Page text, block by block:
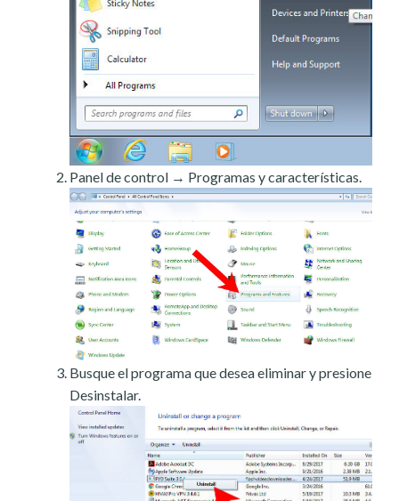
Panel de control → Programas y características.
Busque el programa que desea eliminar y presione
Desinstalar.